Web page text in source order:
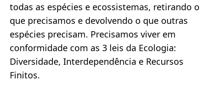
todas as espécies e ecossistemas, retirando o
que precisamos e devolvendo o que outras
espécies precisam. Precisamos viver em
conformidade com as 3 leis da Ecologia:
Diversidade, Interdependência e Recursos
Finitos.